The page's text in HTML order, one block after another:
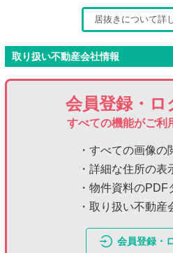
居抜きについて詳
取り扱い不動産会社情報
会員登録・ロ
すべての機能がご利
・すべての画像の
・詳細な住所の表
・物件資料のPDF
・取り扱い不動産
会員登録・